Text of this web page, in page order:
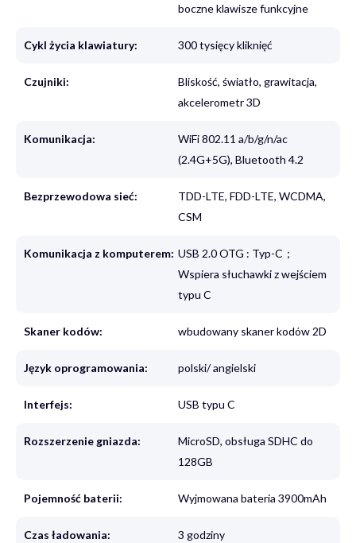
boczne klawisze funkcyjne
Cykl życia klawiatury: 300 tysięcy kliknięć
Czujniki:
Bliskość, światło, grawitacja,
akcelerometr 3D
Komunikacja:
WiFi 802.11 a/b/g/n/ac
(2.4G+5G), Bluetooth 4.2
Bezprzewodowa sieć:
TDD-LTE, FDD-LTE, WCDMA,
CSM
Komunikacja z komputerem: USB 2.0 OTG : Typ-C；
Wspiera słuchawki z wejściem
typu C
Skaner kodów: wbudowany skaner kodów 2D
Język oprogramowania: polski/ angielski
Interfejs: USB typu C
Rozszerzenie gniazda:
MicroSD, obsługa SDHC do
128GB
Pojemność baterii: Wyjmowana bateria 3900mAh
Czas ładowania: 3 godziny